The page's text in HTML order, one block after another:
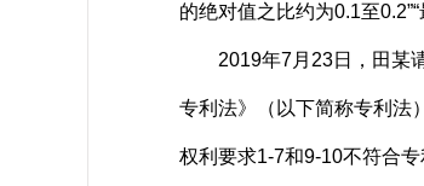
的绝对值之比约为0.1至
2019年7月23日，田某请
专利法》（以下简称专利法
权利要求1-7和9-10不符合